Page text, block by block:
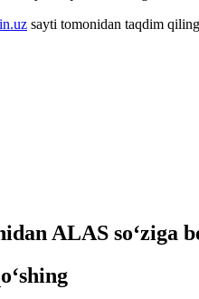
sayti tomonidan taqdim
ALAS so‘ziga